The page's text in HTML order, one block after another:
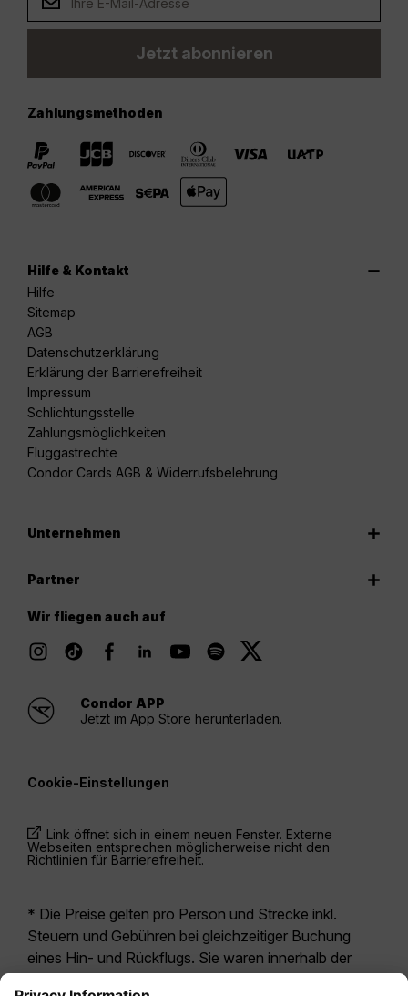
Jetzt abonnieren
Zahlungsmethoden
Hilfe & Kontakt
Hilfe
Sitemap
AGB
Datenschutzerklärung
Erklärung der Barrierefreiheit
Impressum
Schlichtungsstelle
Zahlungsmöglichkeiten
Fluggastrechte
Condor Cards AGB & Widerrufsbelehrung
Unternehmen
Partner
Wir fliegen auch auf
Condor APP
Jetzt im App Store herunterladen.
Cookie-Einstellungen
Link öffnet sich in einem neuen Fenster. Externe
Webseiten entsprechen möglicherweise nicht den
Richtlinien für Barrierefreiheit.
* Die Preise gelten pro Person und Strecke inkl.
Steuern und Gebühren bei gleichzeitiger Buchung
eines Hin- und Rückflugs. Sie waren innerhalb der